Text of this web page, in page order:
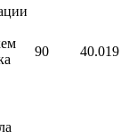
90 40.019